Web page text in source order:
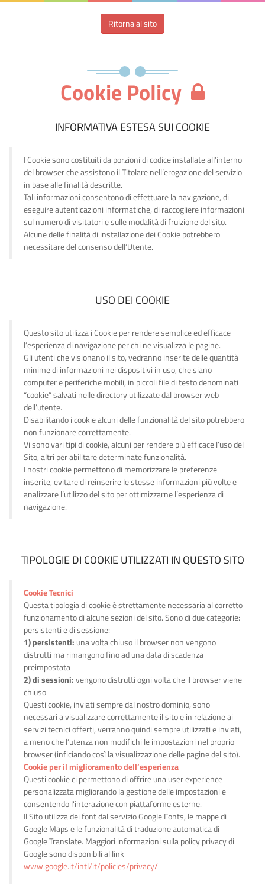
Ritorna al sito
Cookie Policy
INFORMATIVA ESTESA SUI COOKIE
I Cookie sono costituiti da porzioni di codice installate all’interno
del browser che assistono il Titolare nell’erogazione del servizio
in base alle finalità descritte.
Tali informazioni consentono di effettuare la navigazione, di
eseguire autenticazioni informatiche, di raccogliere informazioni
sul numero di visitatori e sulle modalità di fruizione del sito.
Alcune delle finalità di installazione dei Cookie potrebbero
necessitare del consenso dell’Utente.
USO DEI COOKIE
Questo sito utilizza i Cookie per rendere semplice ed efficace
l’esperienza di navigazione per chi ne visualizza le pagine.
Gli utenti che visionano il sito, vedranno inserite delle quantità
minime di informazioni nei dispositivi in uso, che siano
computer e periferiche mobili, in piccoli file di testo denominati
“cookie” salvati nelle directory utilizzate dal browser web
dell’utente.
Disabilitando i cookie alcuni delle funzionalità del sito potrebbero
non funzionare correttamente.
Vi sono vari tipi di cookie, alcuni per rendere più efficace l’uso del
Sito, altri per abilitare determinate funzionalità.
I nostri cookie permettono di memorizzare le preferenze
inserite, evitare di reinserire le stesse informazioni più volte e
analizzare l’utilizzo del sito per ottimizzarne l’esperienza di
navigazione.
TIPOLOGIE DI COOKIE UTILIZZATI IN QUESTO SITO
Cookie Tecnici
Questa tipologia di cookie è strettamente necessaria al corretto
funzionamento di alcune sezioni del sito. Sono di due categorie:
persistenti e di sessione:
1) persistenti: una volta chiuso il browser non vengono
distrutti ma rimangono fino ad una data di scadenza
preimpostata
2) di sessioni:vengono distrutti ogni volta che il browser viene
chiuso
Questi cookie, inviati sempre dal nostro dominio, sono
necessari a visualizzare correttamente il sito e in relazione ai
servizi tecnici offerti, verranno quindi sempre utilizzati e inviati,
a meno che l’utenza non modifichi le impostazioni nel proprio
browser (inficiando così la visualizzazione delle pagine del sito).
Cookie per il miglioramento dell’esperienza
Questi cookie ci permettono di offrire una user experience
personalizzata migliorando la gestione delle impostazioni e
consentendo l'interazione con piattaforme esterne.
Il Sito utilizza dei font dal servizio Google Fonts, le mappe di
Google Maps e le funzionalità di traduzione automatica di
Google Translate. Maggiori informazioni sulla policy privacy di
Google sono disponibili al link
www.google.it/intl/it/policies/privacy/